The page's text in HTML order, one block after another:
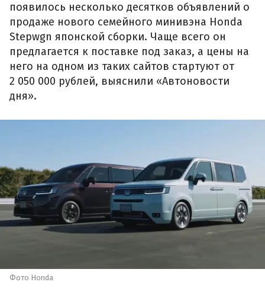
появилось несколько десятков объявлений о
продаже нового семейного минивэна Honda
Stepwgn японской сборки. Чаще всего он
предлагается к поставке под заказ, а цены на
него на одном из таких сайтов стартуют от
2 050 000 рублей, выяснили «Автоновости
дня».
Фото Honda